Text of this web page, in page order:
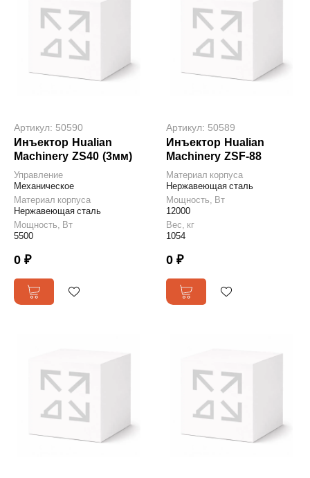
Артикул: 50590
Инъектор Hualian
Machinery ZS40 (3мм)
Управление
Механическое
Материал корпуса
Нержавеющая сталь
Мощность, Вт
5500
0 ₽
Артикул: 50589
Инъектор Hualian
Machinery ZSF-88
Материал корпуса
Нержавеющая сталь
Мощность, Вт
12000
Вес, кг
1054
0 ₽